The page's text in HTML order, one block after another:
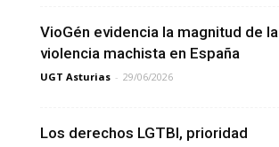
VioGén evidencia la magnitud de la
violencia machista en España
UGT Asturias - 29/06/2026
Los derechos LGTBI, prioridad